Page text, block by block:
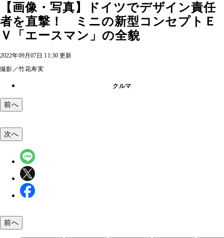
【画像・写真】ドイツでデザイン責任
者を直撃！ ミニの新型コンセプトＥ
Ｖ「エースマン」の全貌
2022年09月07日 11:30 更新
撮影／竹花寿実
クルマ
前へ
次へ
前へ